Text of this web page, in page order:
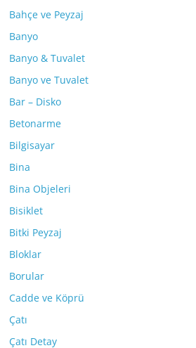
Bahçe ve Peyzaj
Banyo
Banyo & Tuvalet
Banyo ve Tuvalet
Bar – Disko
Betonarme
Bilgisayar
Bina
Bina Objeleri
Bisiklet
Bitki Peyzaj
Bloklar
Borular
Cadde ve Köprü
Çatı
Çatı Detay